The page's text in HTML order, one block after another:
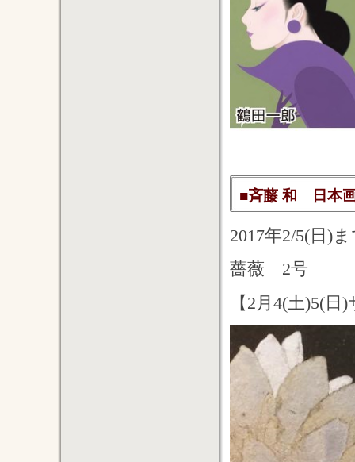
■斉藤 和 日本
2017年2/5(日)
薔薇 2号
【2月4(土)5(